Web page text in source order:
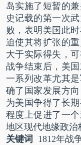
岛实施了短暂的
史记载的第一次
败，表明美国此
迫使其将扩张的
大于实际得失，
战争结束后，美
一系列改革尤其
确了国家发展方
为美国争得了长
程度上促进了一
地区现代地缘政治
关键词
1812年战